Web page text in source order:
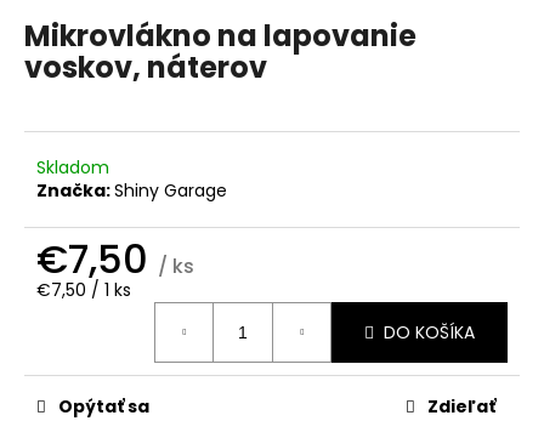
Mikrovlákno na lapovanie
voskov, náterov
Skladom
Značka:Shiny Garage
€7,50 / ks
Jednotková
€7,50 / 1 ks
DO KOŠÍKA
Opýtať sa Zdieľať
HĽADAŤ
O
d
p
ú
č
e